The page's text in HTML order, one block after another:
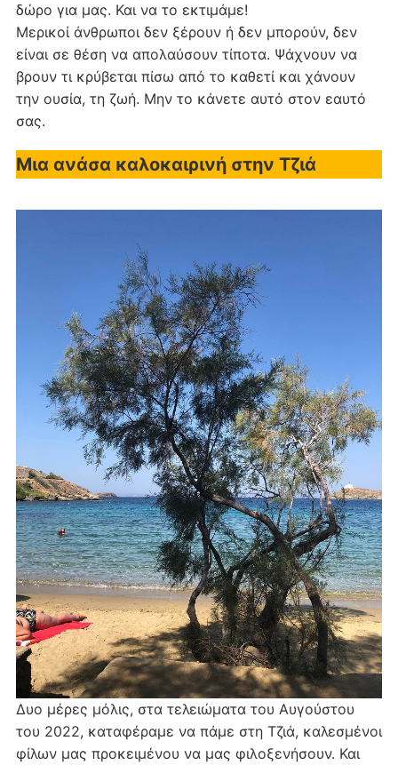
δώρο για μας. Και να το εκτιμάμε!
Μερικοί άνθρωποι δεν ξέρουν ή δεν μπορούν, δεν
είναι σε θέση να απολαύσουν τίποτα. Ψάχνουν να
βρουν τι κρύβεται πίσω από το καθετί και χάνουν
την ουσία, τη ζωή. Μην το κάνετε αυτό στον εαυτό
σας.
Μια ανάσα καλοκαιρινή στην Τζιά
Δυο μέρες μόλις, στα τελειώματα του Αυγούστου
του 2022, καταφέραμε να πάμε στη Τζιά, καλεσμένοι
φίλων μας προκειμένου να μας φιλοξενήσουν. Και